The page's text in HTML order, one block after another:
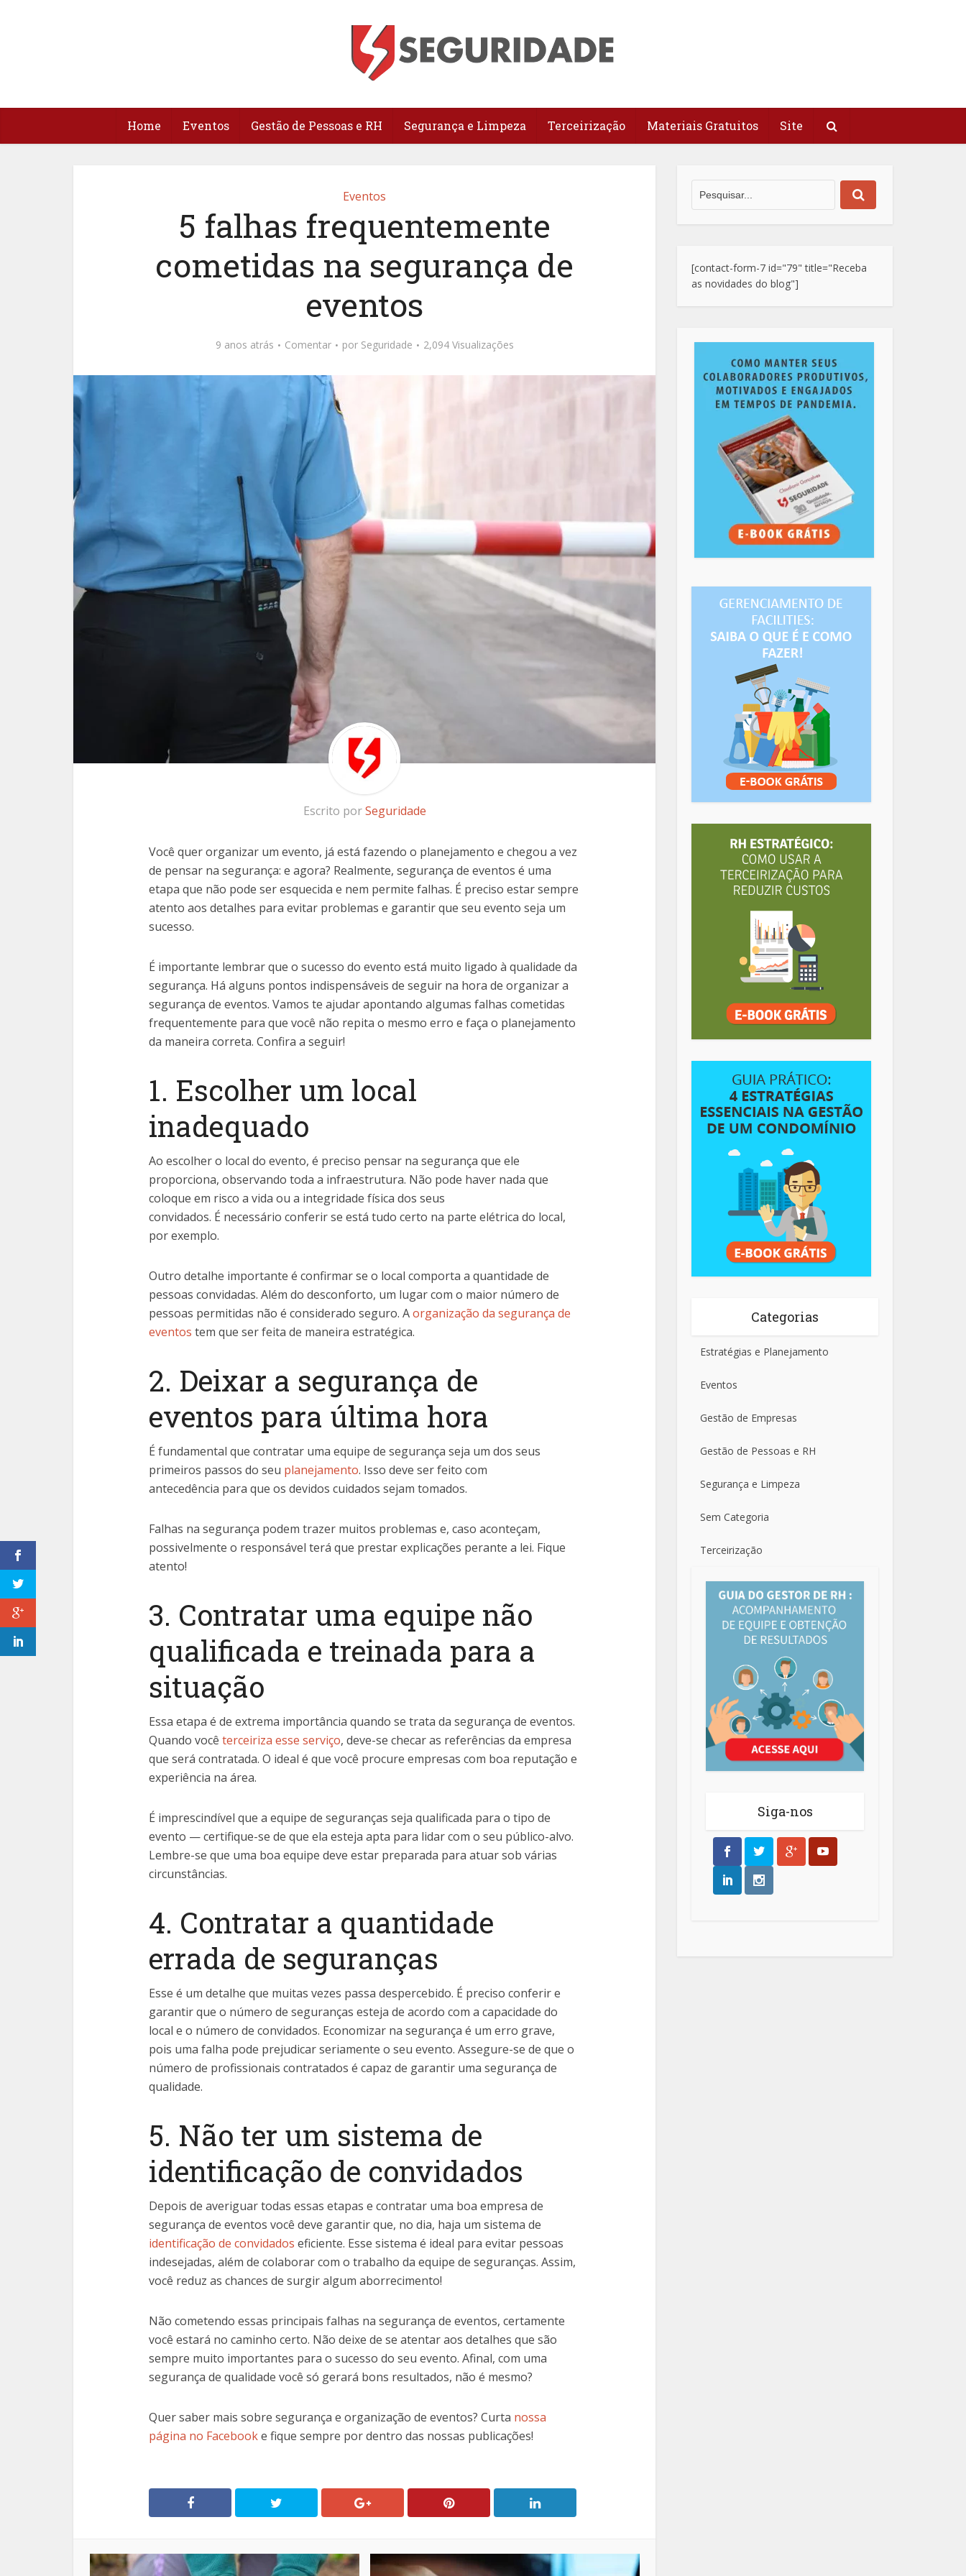
Home Eventos Gestão de Pessoas e RH Segurança e Limpeza Terceirização Materiais Gratuitos Site
Eventos
5 falhas frequentemente
cometidas na segurança de
eventos
9 anos atrás Comentar por Seguridade 2,094 Visualizações
Escrito porSeguridade
Você quer organizar um evento, já está fazendo o planejamento e chegou a vez
de pensar na segurança: e agora? Realmente, segurança de eventos é uma
etapa que não pode ser esquecida e nem permite falhas. É preciso estar sempre
atento aos detalhes para evitar problemas e garantir que seu evento seja um
sucesso.
É importante lembrar que o sucesso do evento está muito ligado à qualidade da
segurança. Há alguns pontos indispensáveis de seguir na hora de organizar a
segurança de eventos. Vamos te ajudar apontando algumas falhas cometidas
frequentemente para que você não repita o mesmo erro e faça o planejamento
da maneira correta. Confira a seguir!
1. Escolher um local
inadequado
Ao escolher o local do evento, é preciso pensar na segurança que ele
proporciona, observando toda a infraestrutura. Não pode haver nada que
coloque em risco a vida ou a integridade física dos seus
convidados. É necessário conferir se está tudo certo na parte elétrica do local,
por exemplo.
Outro detalhe importante é confirmar se o local comporta a quantidade de
pessoas convidadas. Além do desconforto, um lugar com o maior número de
pessoas permitidas não é considerado seguro. Aorganização da segurança de
eventos tem que ser feita de maneira estratégica.
2. Deixar a segurança de
eventos para última hora
É fundamental que contratar uma equipe de segurança seja um dos seus
primeiros passos do seu planejamento. Isso deve ser feito com
antecedência para que os devidos cuidados sejam tomados.
Falhas na segurança podem trazer muitos problemas e, caso aconteçam,
possivelmente o responsável terá que prestar explicações perante a lei. Fique
atento!
3. Contratar uma equipe não
qualificada e treinada para a
situação
Essa etapa é de extrema importância quando se trata da segurança de eventos.
Quando você terceiriza esse serviço, deve-se checar as referências da empresa
que será contratada. O ideal é que você procure empresas com boa reputação e
experiência na área.
É imprescindível que a equipe de seguranças seja qualificada para o tipo de
evento — certifique-se de que ela esteja apta para lidar com o seu público-alvo.
Lembre-se que uma boa equipe deve estar preparada para atuar sob várias
circunstâncias.
4. Contratar a quantidade
errada de seguranças
Esse é um detalhe que muitas vezes passa despercebido. É preciso conferir e
garantir que o número de seguranças esteja de acordo com a capacidade do
local e o número de convidados. Economizar na segurança é um erro grave,
pois uma falha pode prejudicar seriamente o seu evento. Assegure-se de que o
número de profissionais contratados é capaz de garantir uma segurança de
qualidade.
5. Não ter um sistema de
identificação de convidados
Depois de averiguar todas essas etapas e contratar uma boa empresa de
segurança de eventos você deve garantir que, no dia, haja um sistema de
identificação de convidados eficiente. Esse sistema é ideal para evitar pessoas
indesejadas, além de colaborar com o trabalho da equipe de seguranças. Assim,
você reduz as chances de surgir algum aborrecimento!
Não cometendo essas principais falhas na segurança de eventos, certamente
você estará no caminho certo. Não deixe de se atentar aos detalhes que são
sempre muito importantes para o sucesso do seu evento. Afinal, com uma
segurança de qualidade você só gerará bons resultados, não é mesmo?
Quer saber mais sobre segurança e organização de eventos? Curta nossa
página no Facebooke fique sempre por dentro das nossas publicações!
[contact-form-7 id="79" title="Receba
as novidades do blog"]
Categorias
Estratégias e Planejamento
Eventos
Gestão de Empresas
Gestão de Pessoas e RH
Segurança e Limpeza
Sem Categoria
Terceirização
Siga-nos